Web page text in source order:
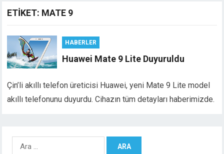
ETIKET: MATE 9
HABERLER
Huawei Mate 9 Lite Duyuruldu
Çin’li akıllı telefon üreticisi Huawei, yeni Mate 9 Lite model
akıllı telefonunu duyurdu. Cihazın tüm detayları haberimizde.
Arama: